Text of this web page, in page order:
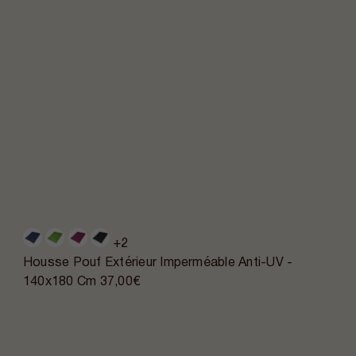
+2
Housse Pouf Extérieur Imperméable Anti-UV -
140x180 Cm 37,00€